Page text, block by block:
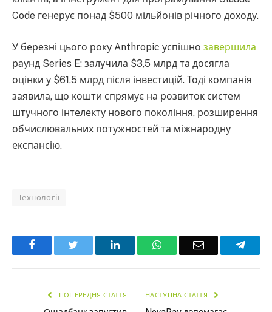
Code генерує понад $500 мільйонів річного доходу.
У березні цього року Anthropic успішно завершила
раунд Series E: залучила $3,5 млрд та досягла
оцінки у $61,5 млрд після інвестицій. Тоді компанія
заявила, що кошти спрямує на розвиток систем
штучного інтелекту нового покоління, розширення
обчислювальних потужностей та міжнародну
експансію.
Технології
Facebook LinkedInWhatsAppEmail
ПОПЕРЕДНЯ СТАТТЯ НАСТУПНА СТАТТЯ